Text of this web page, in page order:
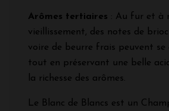
Arômes tertiaires : Au fur et à
vieillissement, des notes de
voire de beurre frais peuvent se
tout en préservant une belle
la richesse des arômes.
Le Blanc de Blancs est un